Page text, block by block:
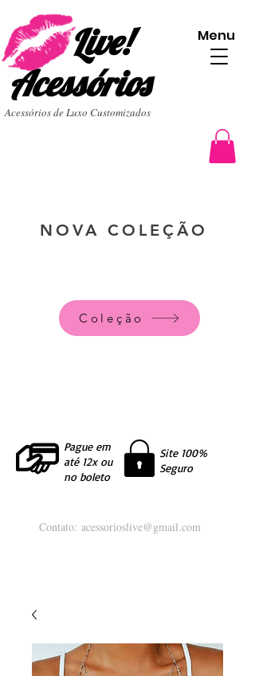
Live!
Acessórios
Acessórios de Luxo Customizados
NOVA COLEÇÃO
Menu
Coleção
Pague em
até 12x ou
no boleto
Site 100%
Seguro
Contato: acessorioslive@gmail.com